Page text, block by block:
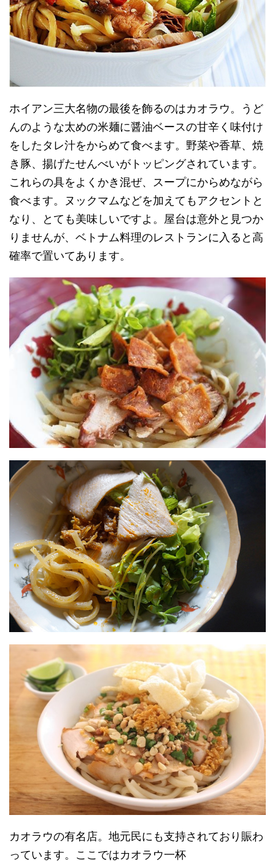
ホイアン三大名物の最後を飾るのはカオラウ。うど
んのような太めの米麺に醤油ベースの甘辛く味付け
をしたタレ汁をからめて食べます。野菜や香草、焼
き豚、揚げたせんべいがトッピングされています。
これらの具をよくかき混ぜ、スープにからめながら
食べます。ヌックマムなどを加えてもアクセントと
なり、とても美味しいですよ。屋台は意外と見つか
りませんが、ベトナム料理のレストランに入ると高
確率で置いてあります。
カオラウの有名店。地元民にも支持されており賑わ
っています。ここではカオラウ一杯